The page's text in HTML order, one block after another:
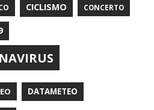
CICLISMO CONCERTO
DATAMETEO